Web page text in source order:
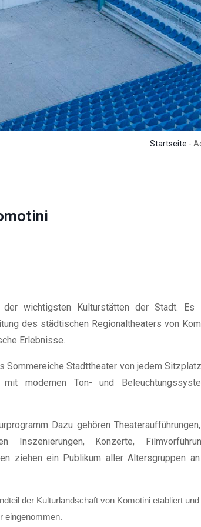
Startseite -
wichtigsten Kulturstätten der Stadt. Es
des städtischen Regionaltheaters von
Erlebnisse.
Sommereiche Stadttheater von jedem
modernen Ton- und
Dazu gehören
Konzerte,
ziehen ein Publikum aller Altersgruppen
der Kulturlandschaft von Komotini etabliert und
eingenommen.